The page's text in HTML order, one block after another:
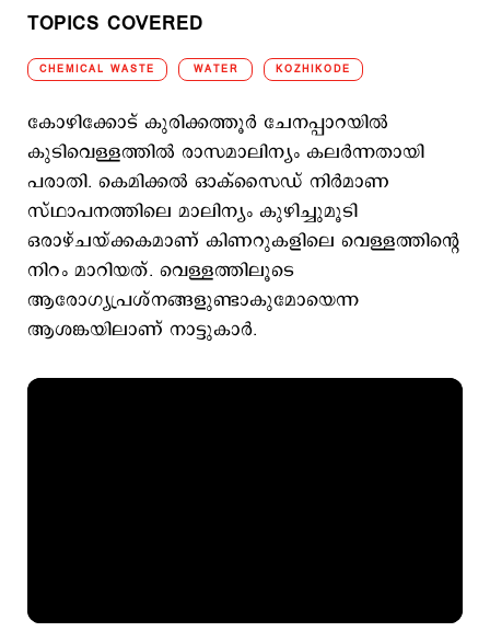
TOPICS COVERED
CHEMICAL WASTE WATER KOZHIKODE
കോഴിക്കോട് കുരിക്കത്തൂര്‍ ചേനപ്പാറയില്‍
കുടിവെള്ളത്തില്‍ രാസമാലിന്യം കലര്‍ന്നതായി
പരാതി. കെമിക്കല്‍ ഓക്സൈഡ് നിര്‍മാണ
സ്ഥാപനത്തിലെ മാലിന്യം കുഴിച്ചുമൂടി
ഒരാഴ്ചയ്ക്കകമാണ് കിണറുകളിലെ വെള്ളത്തിന്‍റെ
നിറം മാറിയത്. വെള്ളത്തിലൂടെ
ആരോഗ്യപ്രശ്നങ്ങളുണ്ടാകുമോയെന്ന
ആശങ്കയിലാണ് നാട്ടുകാര്‍.